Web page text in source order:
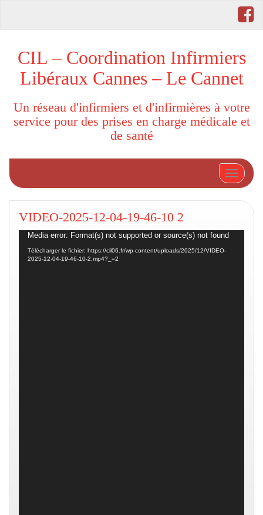
CIL – Coordination Infirmiers
Libéraux Cannes – Le Cannet
Un réseau d'infirmiers et d'infirmières à votre
service pour des prises en charge médicale et
de santé
VIDEO-2025-12-04-19-46-10 2
Lecteur
vidéo
Media error: Format(s) not supported or source(s) not found
Télécharger le fichier: https://cil06.fr/wp-content/uploads/2025/12/VIDEO-
2025-12-04-19-46-10-2.mp4?_=2